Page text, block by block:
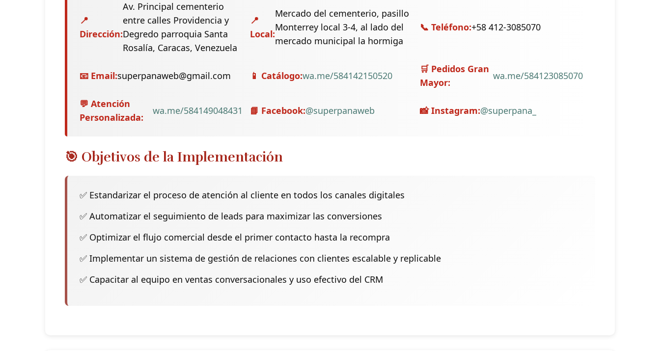
📍
Dirección:
Av. Principal cementerio
entre calles Providencia y
Degredo parroquia Santa
Rosalía, Caracas, Venezuela
📍
Local:
Mercado del cementerio, pasillo
Monterrey local 3-4, al lado del
mercado municipal la hormiga
📞 Teléfono:+58 412-3085070
📧 Email:superpanaweb@gmail.com 📱 Catálogo:wa.me/584142150520
🛒 Pedidos Gran
Mayor:
wa.me/584123085070
💬 Atención
Personalizada:
wa.me/584149048431 📘 Facebook:@superpanaweb 📸 Instagram:@superpana_
🎯 Objetivos de la Implementación
✅ Estandarizar el proceso de atención al cliente en todos los canales digitales
✅ Automatizar el seguimiento de leads para maximizar las conversiones
✅ Optimizar el flujo comercial desde el primer contacto hasta la recompra
✅ Implementar un sistema de gestión de relaciones con clientes escalable y replicable
✅ Capacitar al equipo en ventas conversacionales y uso efectivo del CRM